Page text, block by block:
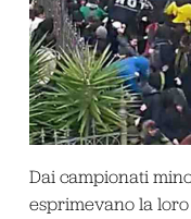
Dai campionati
esprimevano la